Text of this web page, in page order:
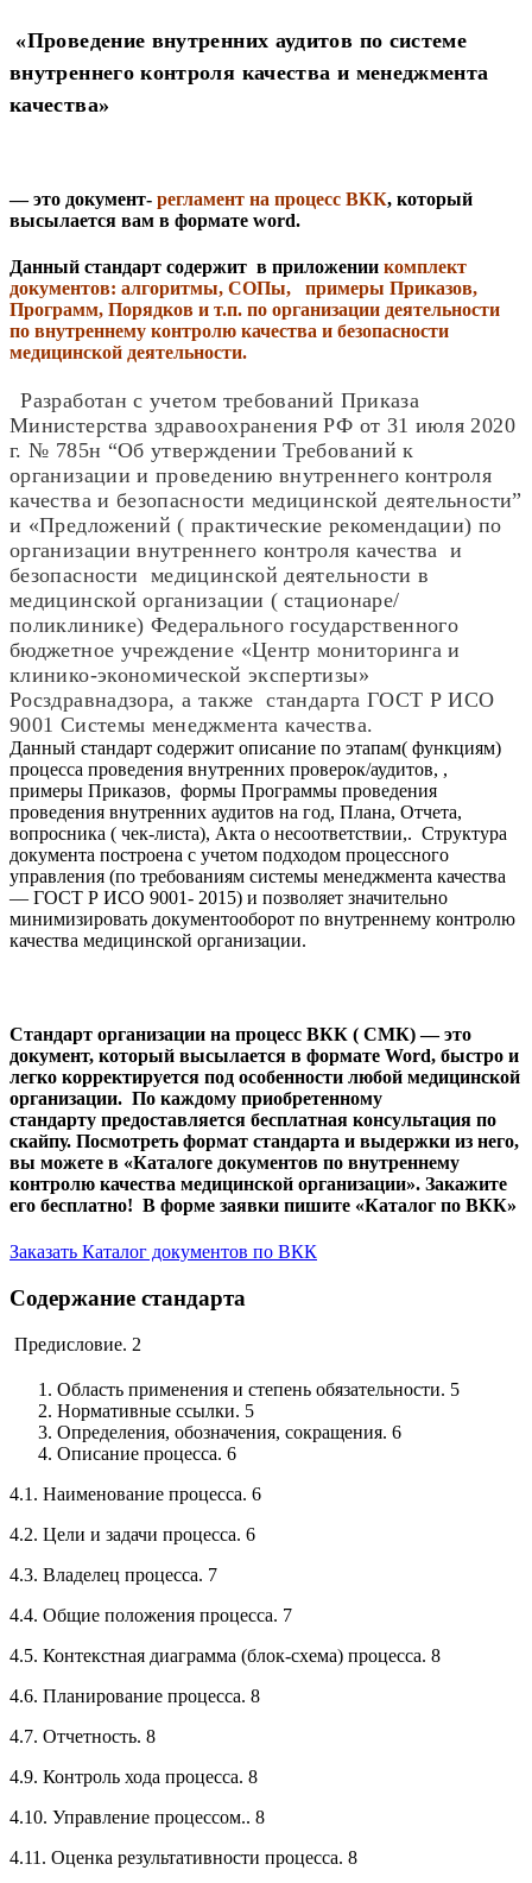
«Проведение внутренних аудитов по системе
внутреннего контроля качества и менеджмента
качества»
— это документ- регламент на процесс ВКК, который
высылается вам в формате word.
Данный стандарт содержит в приложении комплект
документов: алгоритмы, СОПы, примеры Приказов,
Программ, Порядков и т.п. по организации деятельности
по внутреннему контролю качества и безопасности
медицинской деятельности.
Разработан с учетом требований Приказа
Министерства здравоохранения РФ от 31 июля 2020
г. № 785н “Об утверждении Требований к
организации и проведению внутреннего контроля
качества и безопасности медицинской деятельности”
и «Предложений ( практические рекомендации) по
организации внутреннего контроля качества и
безопасности медицинской деятельности в
медицинской организации ( стационаре/
поликлинике) Федерального государственного
бюджетное учреждение «Центр мониторинга и
клинико-экономической экспертизы»
Росздравнадзора, а также стандарта ГОСТ Р ИСО
9001 Системы менеджмента качества.
Данный стандарт содержит описание по этапам( функциям)
процесса проведения внутренних проверок/аудитов, ,
примеры Приказов, формы Программы проведения
проведения внутренних аудитов на год, Плана, Отчета,
вопросника ( чек-листа), Акта о несоответствии,. Структура
документа построена с учетом подходом процессного
управления (по требованиям системы менеджмента качества
— ГОСТ Р ИСО 9001- 2015) и позволяет значительно
минимизировать документооборот по внутреннему контролю
качества медицинской организации.
Стандарт организации на процесс ВКК ( СМК) — это
документ, который высылается в формате Word, быстро и
легко корректируется под особенности любой медицинской
организации. По каждому приобретенному
стандарту предоставляется бесплатная консультация по
скайпу. Посмотреть формат стандарта и выдержки из него,
вы можете в «Каталоге документов по внутреннему
контролю качества медицинской организации». Закажите
его бесплатно! В форме заявки пишите «Каталог по ВКК»
Заказать Каталог документов по ВКК
Содержание стандарта
Предисловие. 2
Область применения и степень обязательности. 5
Нормативные ссылки. 5
Определения, обозначения, сокращения. 6
Описание процесса. 6
4.1. Наименование процесса. 6
4.2. Цели и задачи процесса. 6
4.3. Владелец процесса. 7
4.4. Общие положения процесса. 7
4.5. Контекстная диаграмма (блок-схема) процесса. 8
4.6. Планирование процесса. 8
4.7. Отчетность. 8
4.9. Контроль хода процесса. 8
4.10. Управление процессом.. 8
4.11. Оценка результативности процесса. 8